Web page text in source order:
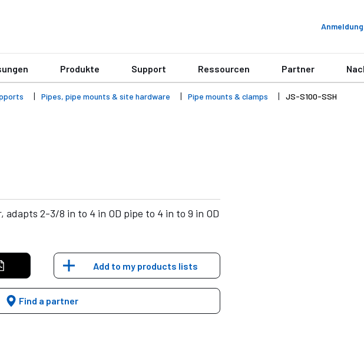
Anmeldung
Produkte Support Ressourcen Partner
Pipes, pipe mounts & site hardware Pipe mounts & clamps JS-S100-SSH
2-3/8 in to 4 in OD pipe to 4 in to 9 in OD
Add to my products lists
Find a partner